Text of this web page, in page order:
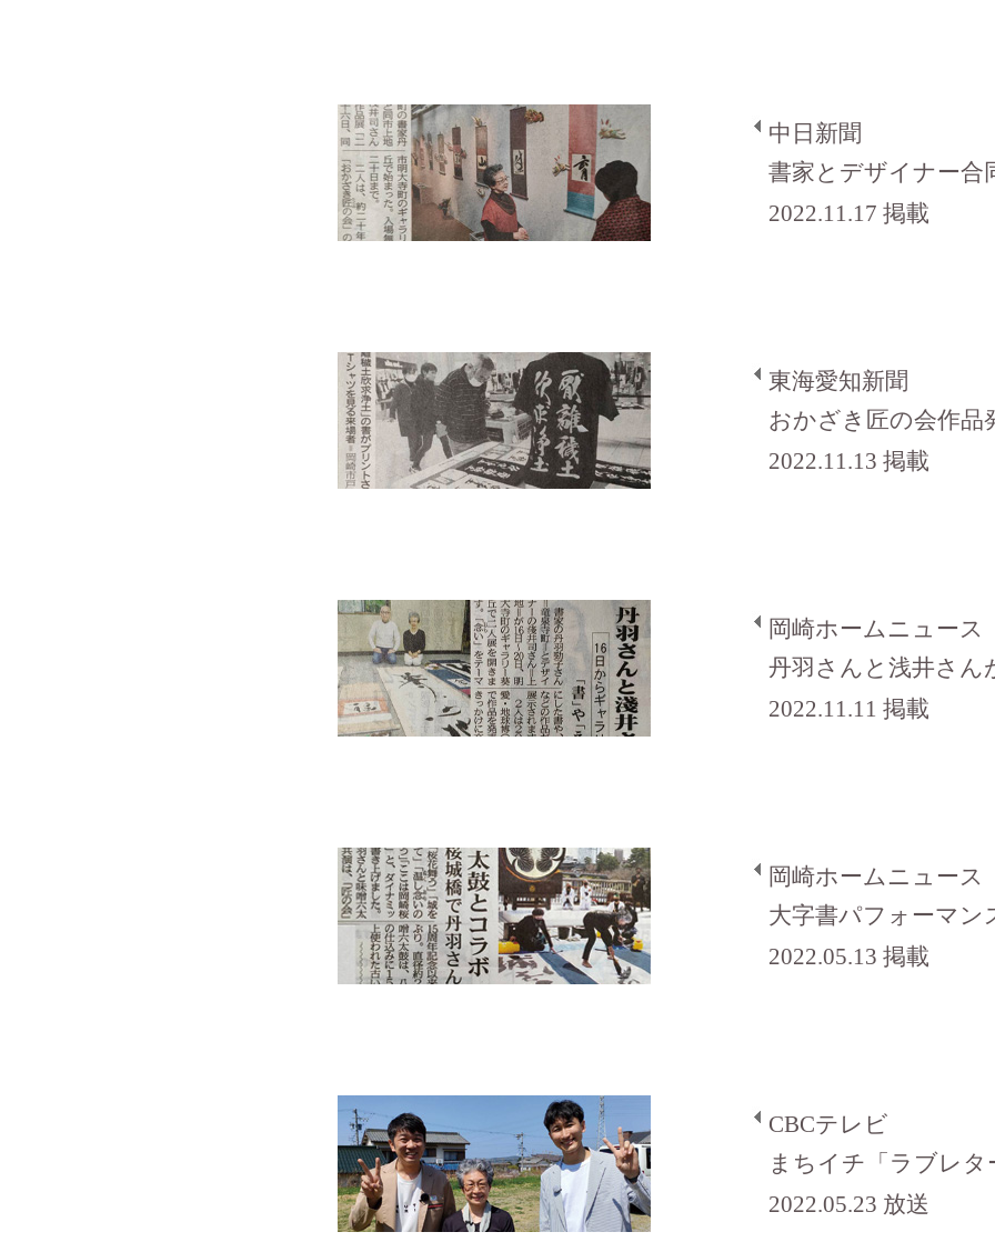
中日新聞
書家とデザイナー合
2022.11.17 掲載
東海愛知新聞
おかざき匠の会作品
2022.11.13 掲載
岡崎ホームニュース
丹羽さんと浅井さん
2022.11.11 掲載
岡崎ホームニュース
大字書パフォーマン
2022.05.13 掲載
CBCテレビ
まちイチ「ラブレタ
2022.05.23 放送